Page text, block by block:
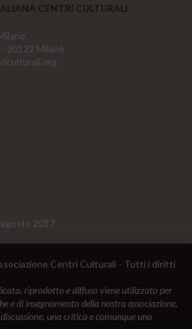
CENTRI CULTURALI
20122 Milano
2017
Centri Culturali - Tutti i diritti
riprodotto e diffuso viene utilizzato per
e di insegnamento della nostra associazione,
una critica e comunque una